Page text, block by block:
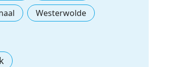
Westerwolde